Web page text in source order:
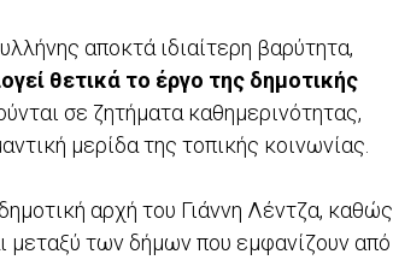
αποκτά ιδιαίτερη βαρύτητα,
θετικά το έργο της δημοτικής
σε ζητήματα καθημερινότητας,
μερίδα της τοπικής κοινωνίας.
αρχή του Γιάννη Λέντζα, καθώς
μεταξύ των δήμων που εμφανίζουν από